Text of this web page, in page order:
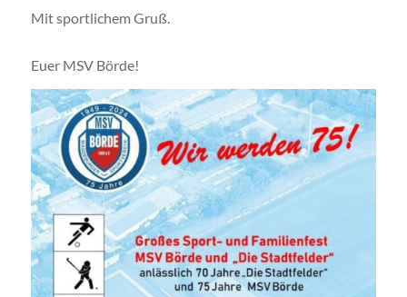
Mit sportlichem Gruß.
Euer MSV Börde!